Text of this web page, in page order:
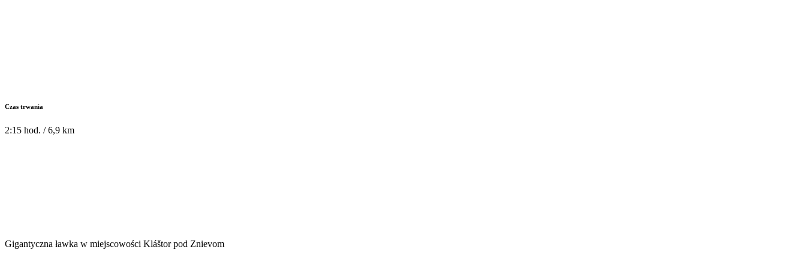
Czas trwania
2:15 hod. / 6,9 km
Gigantyczna ławka w miejscowości Kláštor pod Znievom